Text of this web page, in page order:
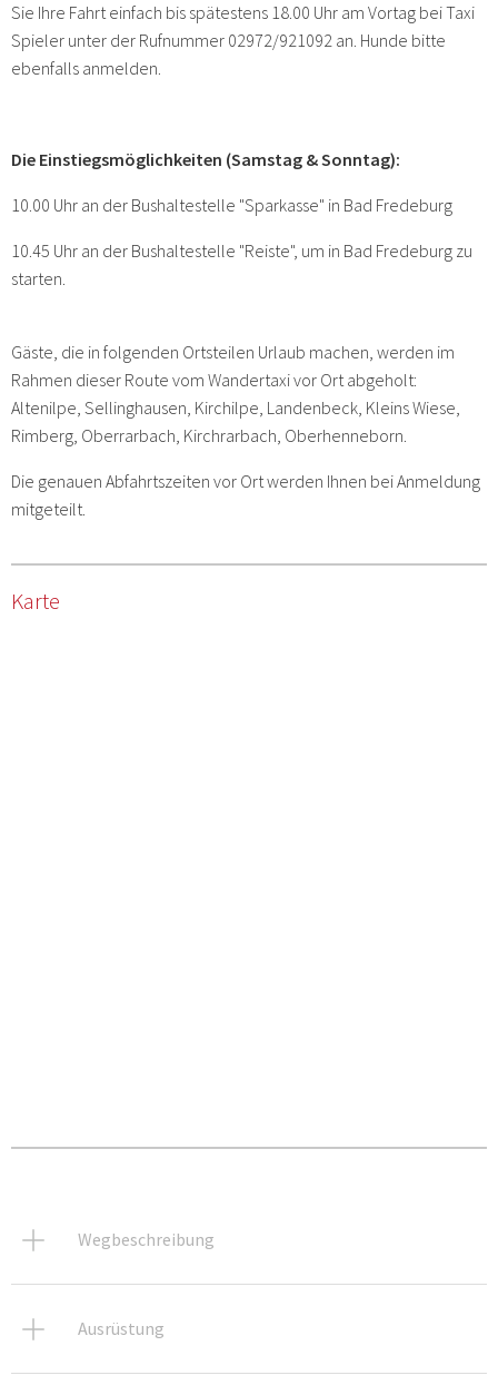
Sie Ihre Fahrt einfach bis spätestens 18.00 Uhr am Vortag bei Taxi
Spieler unter der Rufnummer 02972/921092 an. Hunde bitte
ebenfalls anmelden.
Die Einstiegsmöglichkeiten (Samstag & Sonntag):
10.00 Uhr an der Bushaltestelle "Sparkasse" in Bad Fredeburg
10.45 Uhr an der Bushaltestelle "Reiste", um in Bad Fredeburg zu
starten.
Gäste, die in folgenden Ortsteilen Urlaub machen, werden im
Rahmen dieser Route vom Wandertaxi vor Ort abgeholt:
Altenilpe, Sellinghausen, Kirchilpe, Landenbeck, Kleins Wiese,
Rimberg, Oberrarbach, Kirchrarbach, Oberhenneborn.
Die genauen Abfahrtszeiten vor Ort werden Ihnen bei Anmeldung
mitgeteilt.
Karte
Wegbeschreibung
Ausrüstung